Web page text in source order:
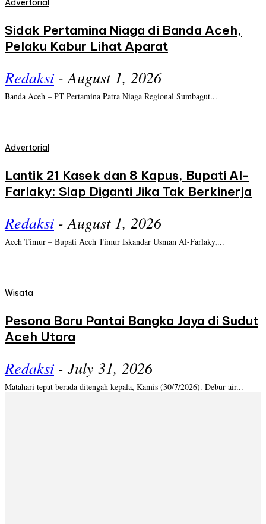
Advertorial
Sidak Pertamina Niaga di Banda Aceh,
Pelaku Kabur Lihat Aparat
Redaksi - August 1, 2026
Banda Aceh – PT Pertamina Patra Niaga Regional Sumbagut...
Advertorial
Lantik 21 Kasek dan 8 Kapus, Bupati Al-
Farlaky: Siap Diganti Jika Tak Berkinerja
Redaksi - August 1, 2026
Aceh Timur – Bupati Aceh Timur Iskandar Usman Al-Farlaky,...
Wisata
Pesona Baru Pantai Bangka Jaya di Sudut
Aceh Utara
Redaksi - July 31, 2026
Matahari tepat berada ditengah kepala, Kamis (30/7/2026). Debur air...